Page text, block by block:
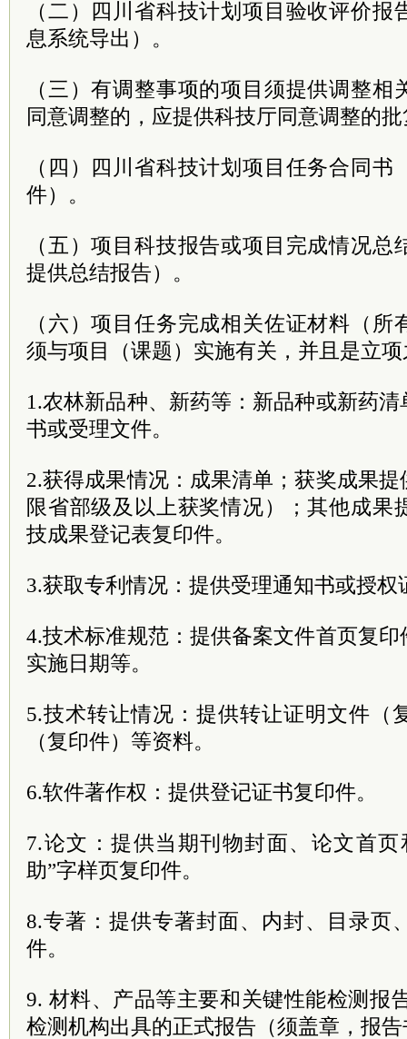
（二）四川省科技计划项目验收评价
息系统导出）。
（三）有调整事项的项目须提供调整
同意调整的，应提供科技厅同意调整的
（四）四川省科技计划项目任务合同
件）。
（五）项目科技报告或项目完成情况
提供总结报告）。
（六）项目任务完成相关佐证材料（
须与项目（课题）实施有关，并且是立
1.农林新品种、新药等：新品种或新药
书或受理文件。
2.获得成果情况：成果清单；获奖成果
限省部级及以上获奖情况）；其他成果
技成果登记表复印件。
3.获取专利情况：提供受理通知书或授权
4.技术标准规范：提供备案文件首页复
实施日期等。
5.技术转让情况：提供转让证明文件（
（复印件）等资料。
6.软件著作权：提供登记证书复印件。
7.论文：提供当期刊物封面、论文首
助”字样页复印件。
8.专著：提供专著封面、内封、目录页
件。
9. 材料、产品等主要和关键性能检测报
检测机构出具的正式报告（须盖章，报